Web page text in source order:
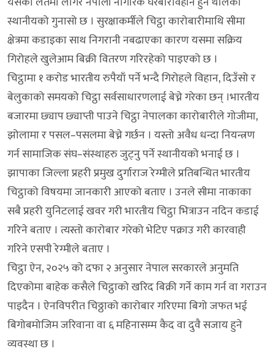
स्थानीयको गुनासो छ । सुरक्षाकर्मीले चिट्ठा कारोबारीमाथि सीमा
क्षेत्रमा कडाइका साथ निगरानी नबढाएका कारण यसमा सक्रिय
गिरोहले खुलेआम बिक्री वितरण गरिरहेको पाइएको छ ।
चिट्ठामा १ करोड भारतीय रुपैयाँ पर्ने भन्दै गिरोहले विहान, दिउँसो र
बेलुकाको समयको चिट्ठा सर्वसाधारणलाई बेच्ने गरेका छन् ।भारतीय
बजारमा छ्याप छ्याप्ती पाउने चिट्ठा नेपालका कारोबारीले गोजीमा,
झोलामा र पसल–पसलमा बेच्ने गर्छन । यस्तो अवैध धन्दा नियन्त्रण
गर्न सामाजिक संघ–संस्थाहरु जुट्नु पर्ने स्थानीयको भनाई छ ।
झापाका जिल्ला प्रहरी प्रमुख दुर्गाराज रेग्मीले प्रतिबन्धित भारतीय
चिट्ठाको विषयमा जानकारी आएको बताए । उनले सीमा नाकाका
सबै प्रहरी युनिटलाई खवर गरी भारतीय चिट्ठा भित्राउन नदिन कडाई
गरिने बताए । त्यस्तो कारोबार गरेको भेटिए पक्राउ गरी कारवाही
गरिने एसपी रेग्मीले बताए ।
चिट्ठा ऐन, २०२५ को दफा २ अनुसार नेपाल सरकारले अनुमति
दिएकोमा बाहेक कसैले चिट्ठाको खरिद बिक्री गर्ने काम गर्न वा गराउन
पाइदैन । ऐनविपरीत चिठ्ठाको कारोबार गरिएमा बिगो जफत भई
बिगोबमोजिम जरिवाना वा ६ महिनासम्म कैद वा दुवै सजाय हुने
व्यवस्था छ ।